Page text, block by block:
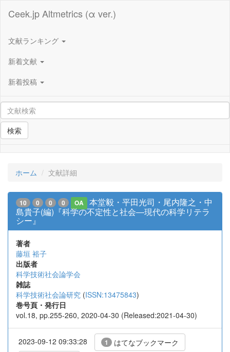
Ceek.jp Altmetrics (α ver.)
文献ランキング
新着文献
新着投稿
検索
ホーム 文献詳細
10 0 0 0 OA
本堂毅・平田光司・尾内隆之・中
島貴子(編)『科学の不定性と社会―現代の科学リテラ
シー』
著者
藤垣 裕子
出版者
科学技術社会論学会
雑誌
科学技術社会論研究 (ISSN:13475843)
巻号頁・発行日
vol.18, pp.255-260, 2020-04-30 (Released:2021-04-30)
2023-09-12 09:33:28 1 はてなブックマーク